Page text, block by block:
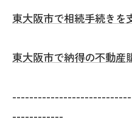
東大阪市で相続手続きを
東大阪市で納得の不動産
------------